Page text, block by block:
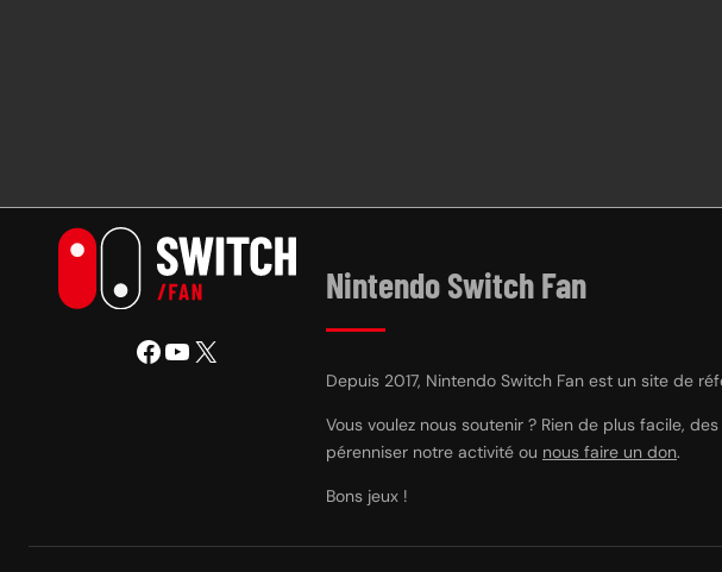
Facebook YouTube X
Nintendo Switch Fan
Depuis 2017, Nintendo Switch Fan est un site de
Vous voulez nous soutenir ? Rien de plus facile,
pérenniser notre activité ou nous faire un don.
Bons jeux !